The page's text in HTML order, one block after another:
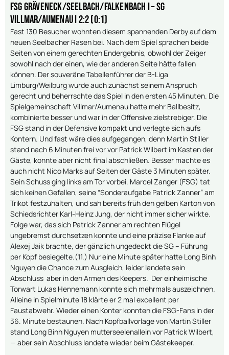
FSG Gräveneck/Seelbach/Falkenbach I – SG
Villmar/Aumenau I 2:2 (0:1)
Fast 130 Besucher wohnten diesem spannenden Derby auf dem
neuen Seelbacher Rasen bei. Nach dem Spiel sprachen beide
Seiten von einem gerechten Endergebnis, obwohl der Zeiger
sowohl nach der einen, wie der anderen Seite hätte fallen
können. Der souveräne Tabellenführer der B-Liga
Limburg/Weilburg wurde auch zunächst seinem Anspruch
gerecht und beherrschte das Spiel in den ersten 45 Minuten. Die
Spielgemeinschaft Villmar/Aumenau hatte mehr Ballbesitz,
kombinierte besser und war in der Offensive zielstrebiger. Die
FSG stand in der Defensive kompakt und verlegte sich aufs
Kontern. Und fast wäre dies aufgegangen, denn Martin Stiller
stand nach 6 Minuten frei vor vor Patrick Wilbert im Kasten der
Gäste, konnte aber nicht final abschließen. Besser machte es
auch nicht Nico Marks auf Seiten der Gäste 3 Minuten später.
Sein Schuss ging links am Tor vorbei. Marcel Zanger (FSG) tat
sich keinen Gefallen, seine “Sonderaufgabe Patrick Zanner” am
Trikot festzuhalten, und sah bereits früh den gelben Karton von
Schiedsrichter Karl-Heinz Jung, der nicht immer sicher wirkte.
Folge war, das sich Patrick Zanner am rechten Flügel
ungebremst durchsetzen konnte und eine präzise Flanke auf
Alexej Jaik brachte, der gänzlich ungedeckt die SG – Führung
per Kopf besiegelte.(11.) Nur eine Minute später hatte Long Binh
Nguyen die Chance zum Ausgleich, leider landete sein
Abschluss aber in den Armen des Keepers. Der einheimische
Torwart Lukas Hennemann konnte sich mehrmals auszeichnen.
Alleine in Spielminute 18 klärte er 2 mal excellent per
Faustabwehr. Wieder einen Konter konnten die FSG-Fans in der
36. Minute bestaunen. Nach Kopfballvorlage von Martin Stiller
stand Long Binh Nguyen mutterseelenallein vor Patrick Wilbert,
— aber sein Abschluss landete wieder beim Gästekeeper.